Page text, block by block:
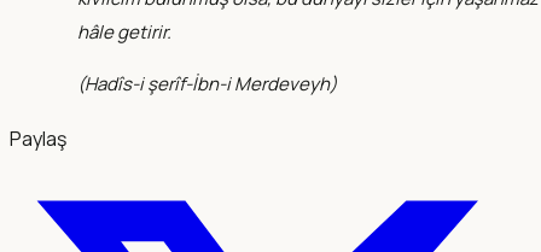
hâle getirir.
(Hadîs-i şerîf-İbn-i Merdeveyh)
Paylaş